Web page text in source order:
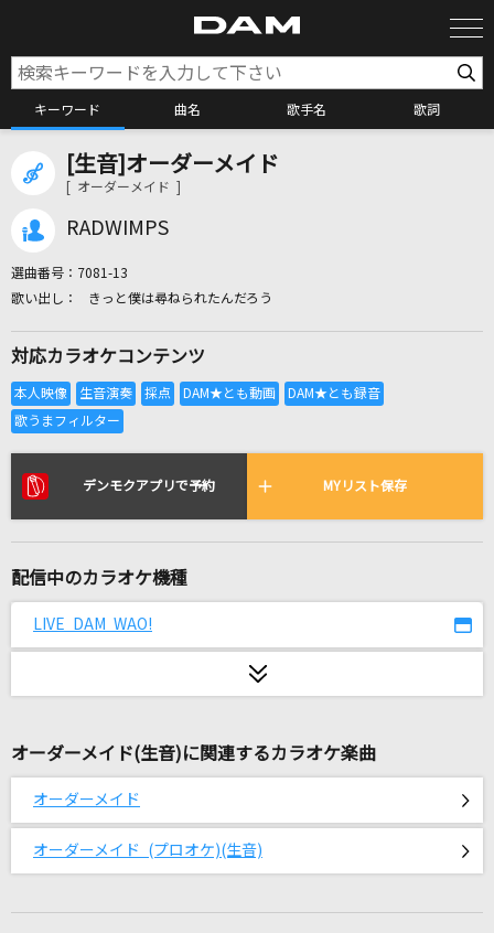
キーワード 曲名 歌手名 歌詞
カラオケ検索
全国りれき
リアルタイムで歌われている曲の一覧
[生音]青と夏
恋人ごっこ
マカロニえんぴつ
岩崎良美
[生音]チェリー
ブリキノダンス
[生音]オーダーメイド
[ オーダーメイド ]
RADWIMPS
選曲番号： 7081-13
きっと僕は尋ねられたんだろう
対応カラオケコンテンツ
デンモクアプリで予約 MYリスト保存
配信中のカラオケ機種
LIVE DAM WAO!
オーダーメイド(生音)に関連するカラオケ楽曲
オーダーメイド
オーダーメイド (プロオケ)(生音)